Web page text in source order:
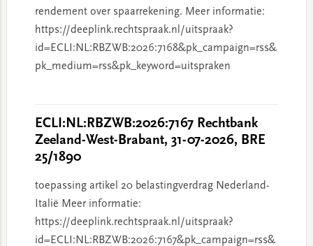
rendement over spaarrekening. Meer informatie:
https://deeplink.rechtspraak.nl/uitspraak?
id=ECLI:NL:RBZWB:2026:7168&pk_campaign=rss&
pk_medium=rss&pk_keyword=uitspraken
ECLI:NL:RBZWB:2026:7167 Rechtbank
Zeeland-West-Brabant, 31-07-2026, BRE
25/1890
toepassing artikel 20 belastingverdrag Nederland-
Italië Meer informatie:
https://deeplink.rechtspraak.nl/uitspraak?
id=ECLI:NL:RBZWB:2026:7167&pk_campaign=rss&